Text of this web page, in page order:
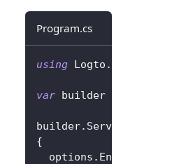
Program.cs
using Logto .
var builder
builder. Services
{
  options
. Endpoint